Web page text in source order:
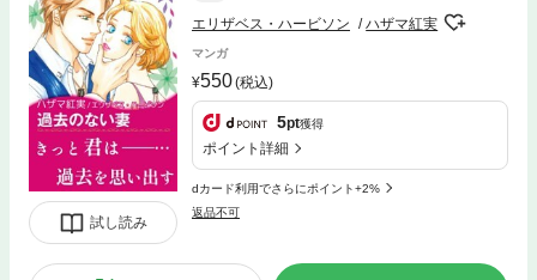
試し読み
エリザベス・ハービソン ハザマ紅実
マンガ
550(税込)
5pt獲得
ポイント詳細
dカード利用でさらにポイント+2%
返品不可